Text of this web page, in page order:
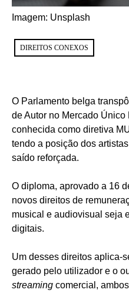
Imagem: Unsplash
DIREITOS CONEXOS
O Parlamento belga
de Autor no Mercado
conhecida como diretiva
tendo a posição dos
saído reforçada.
O diploma, aprovado a 16
novos direitos de
musical e audiovisual seja
digitais.
Um desses direitos aplica-
gerado pelo utilizador e o
streaming comercial,